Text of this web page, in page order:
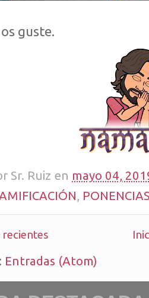
guste.
Sr. Ruiz en mayo 04,
recientes
Entradas (Atom)